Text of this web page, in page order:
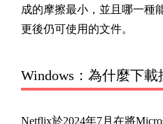
成的摩擦最小，並且哪一種
更後仍可使用的文件。
Windows：為什麼下
Netflix於2024年7月在將